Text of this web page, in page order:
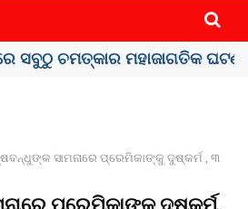
‘ରାଟ୍ ଫିଭର୍’ ଆତଙ୍କ, ୫୮ ମୃତ
ସାମନାରେ ପ୍ରେମିକାଙ୍କୁ ଦୁଷ୍କର୍ମ , ୩